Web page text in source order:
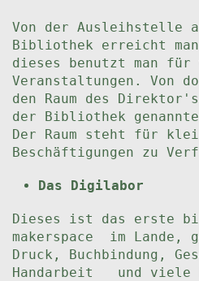
Von der Ausleihstelle
Bibliothek erreicht man
dieses benutzt man für
Veranstaltungen. Von
den Raum des
der Bibliothek
Der Raum steht für
Beschäftigungen zu
Das Digilabor
Dieses ist das erste
makerspace im Lande,
Druck, Buchbindung,
Handarbeit und viele